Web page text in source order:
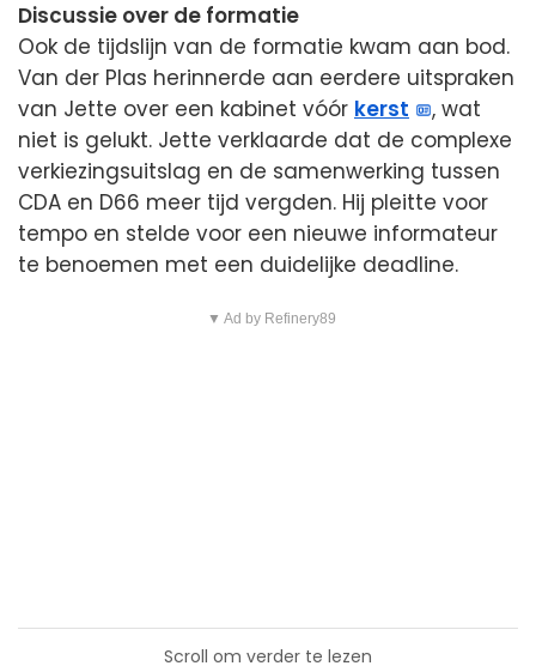
Discussie over de formatie
Ook de tijdslijn van de formatie kwam aan bod.
Van der Plas herinnerde aan eerdere uitspraken
van Jette over een kabinet vóór kerst
, wat
niet is gelukt. Jette verklaarde dat de complexe
verkiezingsuitslag en de samenwerking tussen
CDA en D66 meer tijd vergden. Hij pleitte voor
tempo en stelde voor een nieuwe informateur
te benoemen met een duidelijke deadline.
▼ Ad by Refinery89
Scroll om verder te lezen